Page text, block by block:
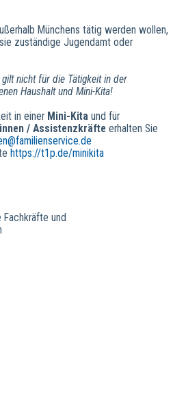
Münchens tätig werden wollen,
zuständige Jugendamt oder
nicht für die Tätigkeit in der
Haushalt und Mini-Kita!
in einer Mini-Kitaund für
/ Assistenzkräfteerhalten Sie
https://t1p.de/minikita
und